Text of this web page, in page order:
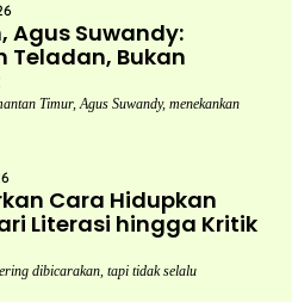
Agus Suwandy:
Teladan, Bukan
Timur, Agus Suwandy, menekankan
Cara Hidupkan
Literasi hingga Kritik
dibicarakan, tapi tidak selalu